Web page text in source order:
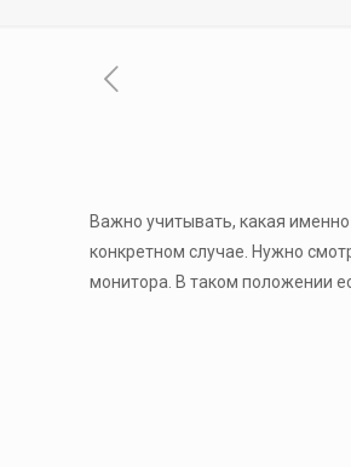
Важно учитывать, какая
конкретном случае. Нужно
монитора. В таком положении